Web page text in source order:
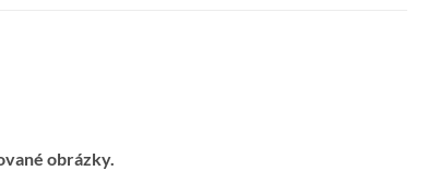
obrázky.